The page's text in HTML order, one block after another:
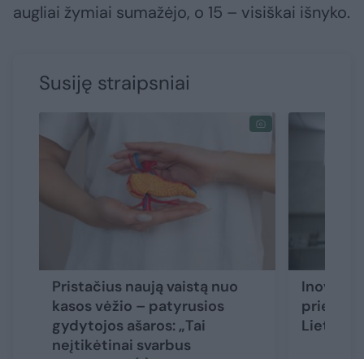
augliai žymiai sumažėjo, o 15 – visiškai išnyko.
Susiję straipsniai
Pristačius naują vaistą nuo
kasos vėžio – patyrusios
gydytojos ašaros: „Tai
neįtikėtinai svarbus
Lietuva